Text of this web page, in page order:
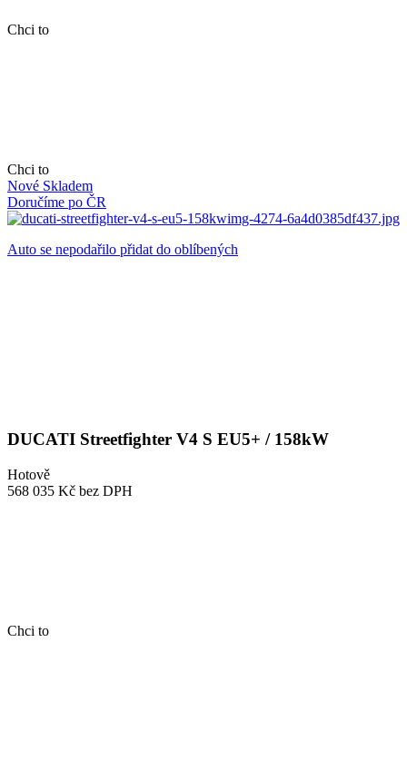
Chci to
Chci to
Nové Skladem
Doručíme po ČR
Auto se nepodařilo přidat do oblíbených
DUCATI Streetfighter V4 S EU5+ / 158kW
Hotově
568 035 Kč bez DPH
Chci to